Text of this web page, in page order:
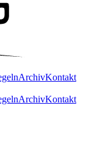
ArchivKontakt
ArchivKontakt